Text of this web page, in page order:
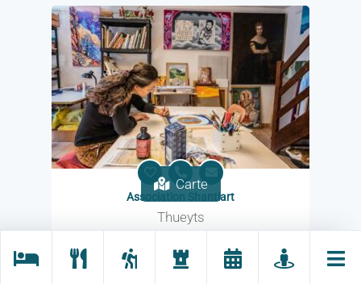
Association Shantiart
Thueyts
Carte